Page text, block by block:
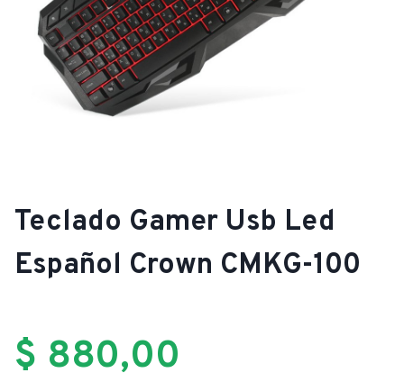
Teclado Gamer Usb Led
Español Crown CMKG-100
$ 880,00